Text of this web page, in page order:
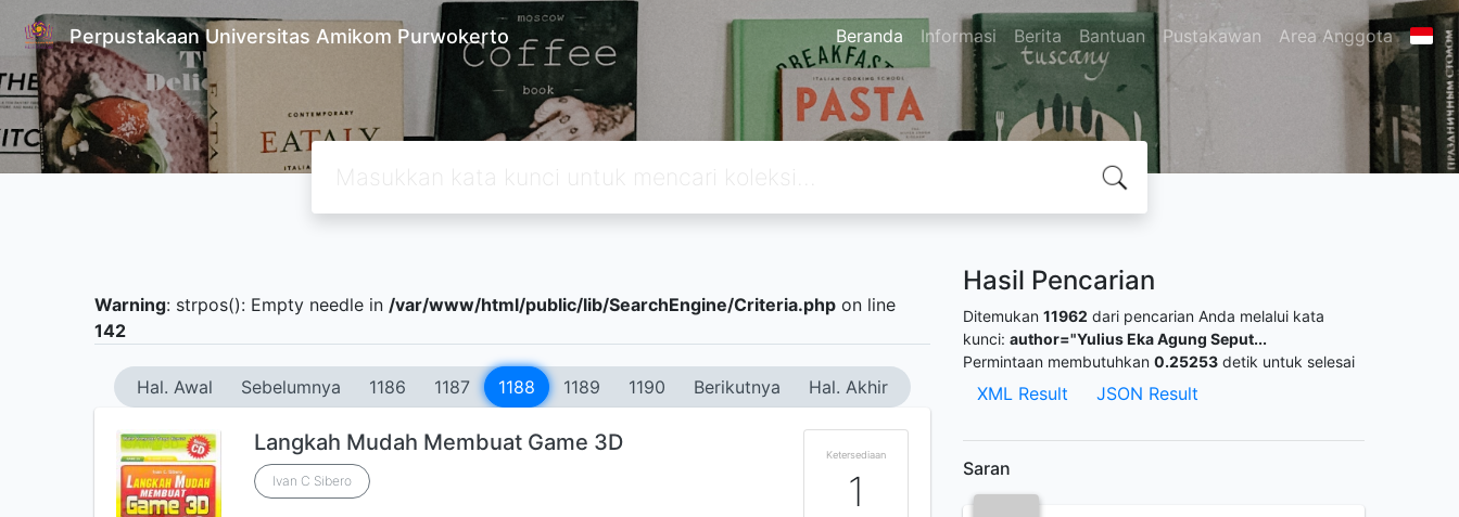
Perpustakaan Universitas Amikom Purwokerto Beranda Informasi Berita Bantuan Pustakawan Area Anggota
Warning: strpos(): Empty needle in /var/www/html/public/lib/SearchEngine/Criteria.php on line
142
Hal. Awal Sebelumnya 1186 1187 1188 1189 1190 Berikutnya Hal. Akhir
Langkah Mudah Membuat Game 3D
Ivan C Sibero
Ketersediaan
1
Hasil Pencarian
Ditemukan 11962 dari pencarian Anda melalui kata
kunci: author="Yulius Eka Agung Seput...
Permintaan membutuhkan 0.25253 detik untuk selesai
XML Result JSON Result
Saran